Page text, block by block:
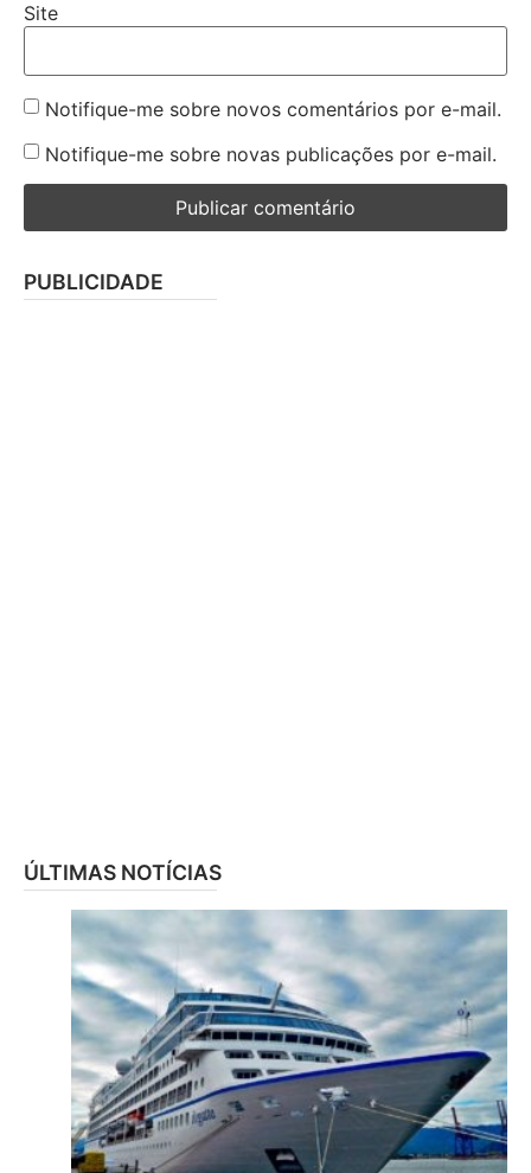
Site
Notifique-me sobre novos comentários por e-mail.
Notifique-me sobre novas publicações por e-mail.
PUBLICIDADE
ÚLTIMAS NOTÍCIAS